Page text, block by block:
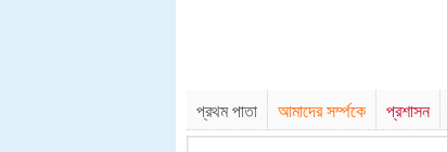
প্রথম পাতা আমাদের সর্ম্পকে প্রশাসন